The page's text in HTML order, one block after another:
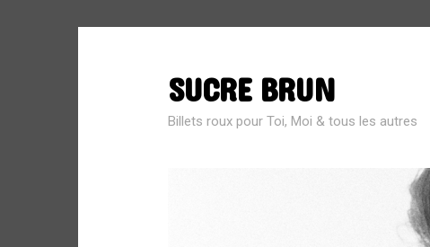
SEARCH
FOR:
SUCRE BRUN
Billets roux pour Toi, Moi & tous les autres